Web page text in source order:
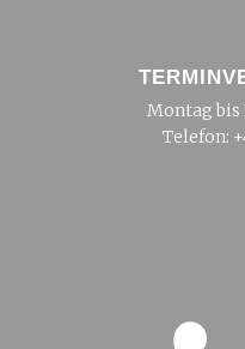
Montag bis
Telefon: